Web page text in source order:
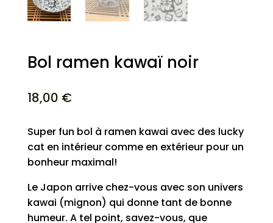
Bol ramen kawaï noir
18,00 €
Super fun bol à ramen kawai avec des lucky
cat en intérieur comme en extérieur pour un
bonheur maximal!
Le Japon arrive chez-vous avec son univers
kawai (mignon) qui donne tant de bonne
humeur. A tel point, savez-vous, que